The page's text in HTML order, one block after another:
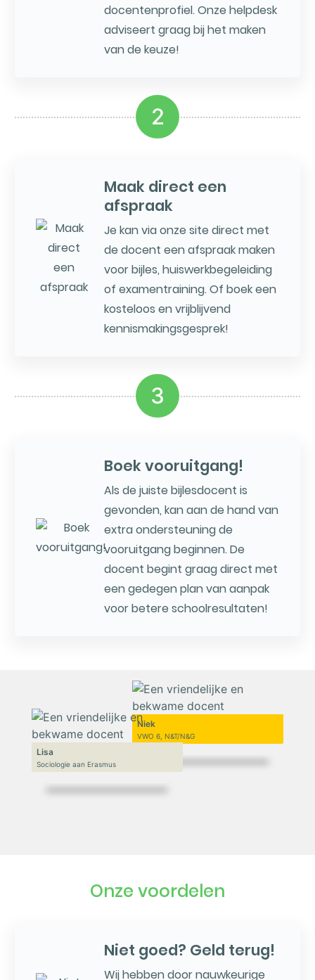
docentenprofiel. Onze helpdesk
adviseert graag bij het maken
van de keuze!
2
Maak direct een
afspraak
Je kan via onze site direct met
de docent een afspraak maken
voor bijles, huiswerkbegeleiding
of examentraining. Of boek een
kosteloos en vrijblijvend
kennismakingsgesprek!
3
Boek vooruitgang!
Als de juiste bijlesdocent is
gevonden, kan aan de hand van
extra ondersteuning de
vooruitgang beginnen. De
docent begint graag direct met
een gedegen plan van aanpak
voor betere schoolresultaten!
Niek
VWO 6, N&T/N&G
Lisa
Sociologie aan Erasmus
Onze voordelen
Niet goed? Geld terug!
Wij hebben door nauwkeurige